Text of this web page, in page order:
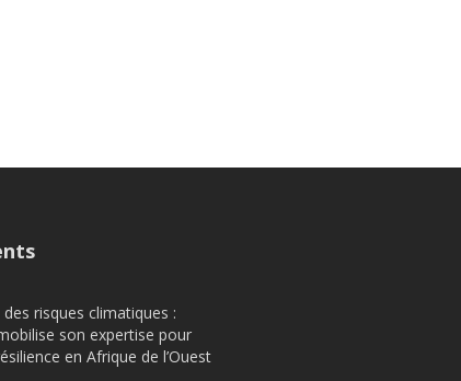
risques climatiques :
son expertise pour
en Afrique de l’Ouest